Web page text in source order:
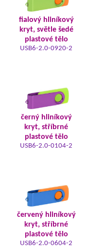
fialový hliníkový
kryt, světle šedé
plastové tělo
USB6-2.0-0920-2
černý hliníkový
kryt, stříbrné
plastové tělo
USB6-2.0-0104-2
červený hliníkový
kryt, stříbrné
plastové tělo
USB6-2.0-0604-2